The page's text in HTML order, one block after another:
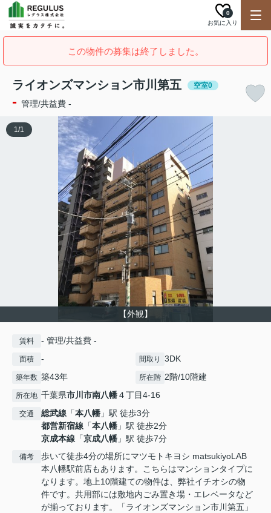
お気に入り
0
この物件の募集は終了しました。
ライオンズマンション市川第五 空室0
- 管理/共益費 -
【外観】
1/1
賃料 - 管理/共益費 -
面積 - 間取り 3DK
築年数 築43年 所在階 2階/10階建
所在地 千葉県市川市南八幡４丁目4-16
交通 総武線 「本八幡 」駅 徒歩3分
都営新宿線 「本八幡 」駅 徒歩2分
京成本線 「京成八幡 」駅 徒歩7分
備考
歩いて徒歩4分の場所にマツモトキヨシ matsukiyoLAB
本八幡駅前店もあります。こちらはマンションタイプに
なります。地上10階建ての物件は、弊社イチオシの物
件です。共用部には敷地内ごみ置き場・エレベータなど
が揃っております。「ライオンズマンション市川第五」